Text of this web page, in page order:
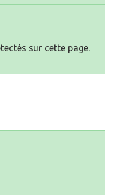
sur cette page.